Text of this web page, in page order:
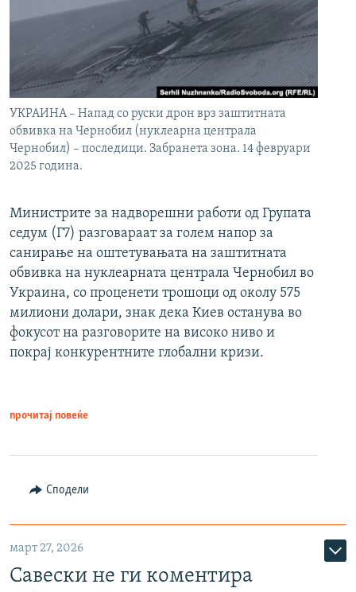
УКРАИНА – Напад со руски дрон врз заштитната
обвивка на Чернобил (нуклеарна централа
Чернобил) – последици. Забранета зона. 14 февруари
2025 година.
Министрите за надворешни работи од Групата
седум (Г7) разговараат за голем напор за
санирање на оштетувањата на заштитната
обвивка на нуклеарната централа Чернобил во
Украина, со проценети трошоци од околу 575
милиони долари, знак дека Киев останува во
фокусот на разговорите на високо ниво и
покрај конкурентните глобални кризи.
прочитај повеќе
Сподели
март 27, 2026
Савески не ги коментира